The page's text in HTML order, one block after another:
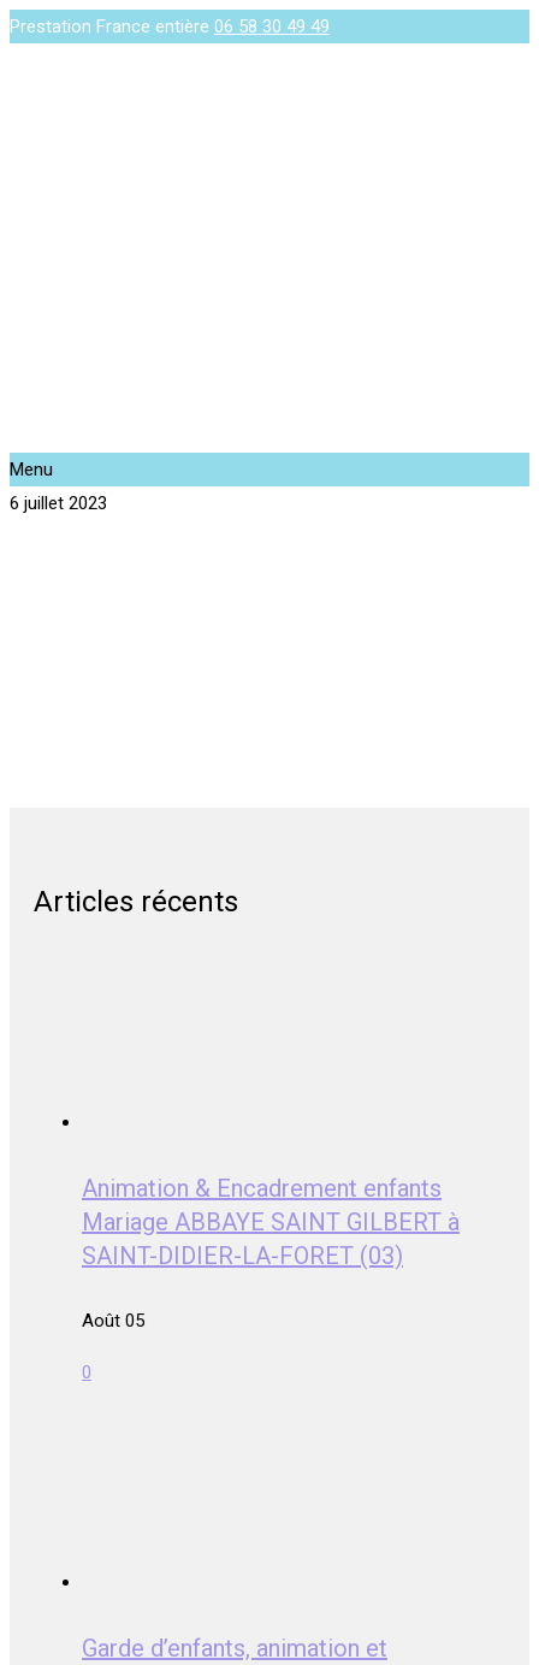
Prestation France entière 06 58 30 49 49
Menu
6 juillet 2023
Articles récents
Animation & Encadrement enfants
Mariage ABBAYE SAINT GILBERT à
SAINT-DIDIER-LA-FORET (03)
Août 05
0
Garde d’enfants, animation et